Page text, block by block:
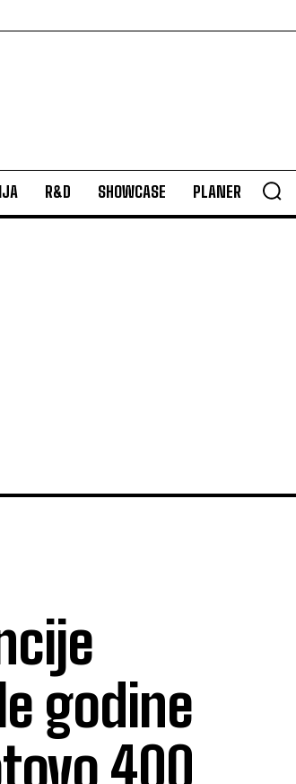
R&D SHOWCASE PLANER
godine
400